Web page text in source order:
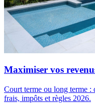
Maximiser vos
Court terme ou long terme :
frais, impôts et règles 2026.